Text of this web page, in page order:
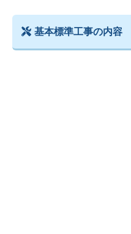
基本標準工事の内容